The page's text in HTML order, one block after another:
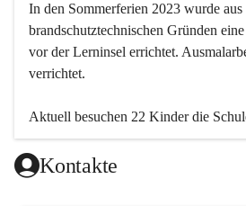
In den Sommerferien 2023 wurde aus
brandschutztechnischen Gründen
vor der Lerninsel errichtet.
verrichtet.
Aktuell besuchen 22 Kinder die
einklassig geführt.
Kontakte